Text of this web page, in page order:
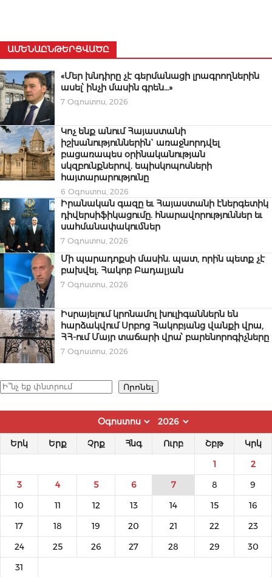
ԱՄԵՆԱԸՆԹԵՐՑՎԱԾԸ
«Մեր խնդիրը չէ գերմանացի լրագրողներին
ասել՝ ինչի մասին գրեն…»
7 Օգոստոս, 2026
Կոչ ենք անում Հայաստանի
իշխանություններին` առաջնորդվել
բացառապես օրինականության
սկզբունքներով. եպիսկոպոսների
հայտարարությունը
6 Օգոստոս, 2026
Իրանական գազը եւ Հայաստանի էներգետիկ
դիվերսիֆիկացումը. հնարավորություններ եւ
սահմանափակումներ
7 Օգոստոս, 2026
Մի պարադոքսի մասին. պատ, որին պետք չէ
բախվել. Հակոբ Բադալյան
7 Օգոստոս, 2026
Իսրայելում կրոնամոլ խուլիգաններն են
հարձակվում Սրբոց Հակոբյանց վանքի վրա,
ՀՀ-ում Մայր տաճարի վրա՝ բարենորոգիչները
7 Օգոստոս, 2026
Որոնել Որոնել
Երկ Երք Չրք Հնգ Ուրբ Շբթ Կրկ
1 2
3 4 5 6 7 8 9
10 11 12 13 14 15 16
17 18 19 20 21 22 23
24 25 26 27 28 29 30
31